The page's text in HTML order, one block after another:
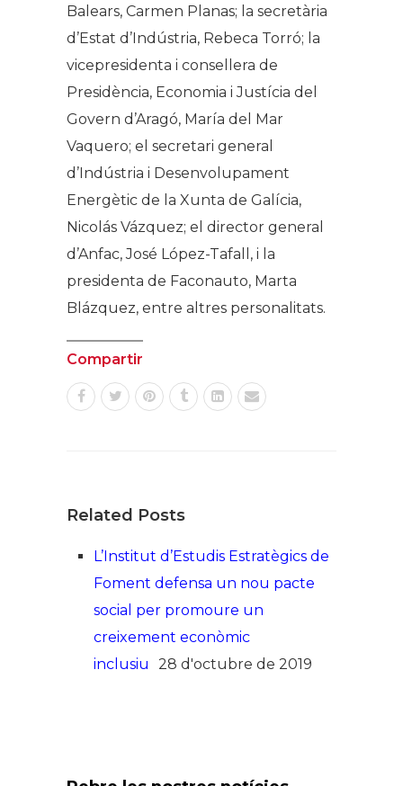
Balears, Carmen Planas; la secretària
d’Estat d’Indústria, Rebeca Torró; la
vicepresidenta i consellera de
Presidència, Economia i Justícia del
Govern d’Aragó, María del Mar
Vaquero; el secretari general
d’Indústria i Desenvolupament
Energètic de la Xunta de Galícia,
Nicolás Vázquez; el director general
d’Anfac, José López-Tafall, i la
presidenta de Faconauto, Marta
Blázquez, entre altres personalitats.
Compartir
Related Posts
L’Institut d’Estudis Estratègics de
Foment defensa un nou pacte
social per promoure un
creixement econòmic
inclusiu
28 d'octubre de 2019